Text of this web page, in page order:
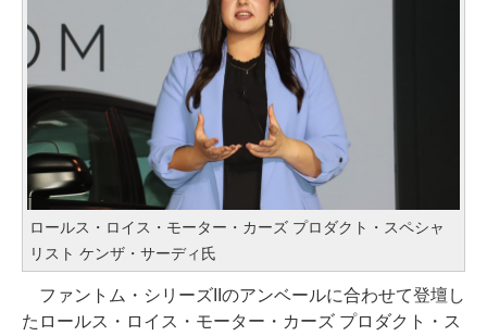
ロールス・ロイス・モーター・カーズ プロダクト・スペシャ
リスト ケンザ・サーディ氏
ファントム・シリーズIIのアンベールに合わせて登壇し
たロールス・ロイス・モーター・カーズ プロダクト・ス